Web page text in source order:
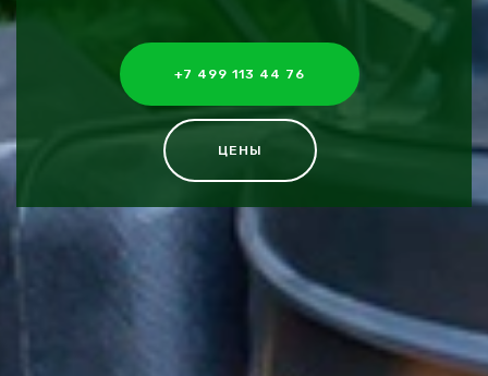
+7 499 113 44 76
ЦЕНЫ